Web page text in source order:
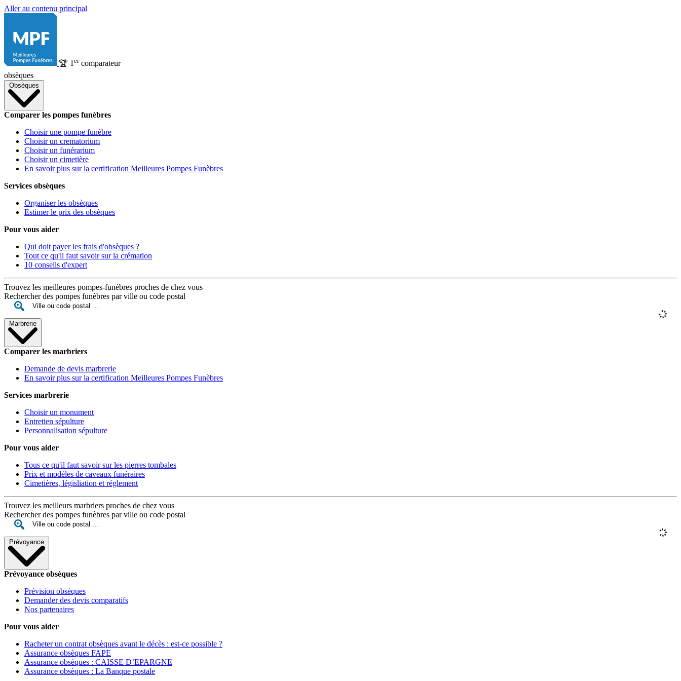
Aller au contenu principal
🏆 1 ercomparateur
obsèques
Obsèques
Comparer les pompes funèbres
Choisir une pompe funèbre
Choisir un crematorium
Choisir un funérarium
Choisir un cimetière
En savoir plus sur la certification Meilleures Pompes Funèbres
Services obsèques
Organiser les obsèques
Estimer le prix des obsèques
Pour vous aider
Qui doit payer les frais d'obsèques ?
Tout ce qu'il faut savoir sur la crémation
10 conseils d'expert
Trouvez les meilleures pompes-funèbres proches de chez vous
Rechercher des pompes funèbres par ville ou code postal
Marbrerie
Comparer les marbriers
Demande de devis marbrerie
En savoir plus sur la certification Meilleures Pompes Funèbres
Services marbrerie
Choisir un monument
Entretien sépulture
Personnalisation sépulture
Pour vous aider
Tous ce qu'il faut savoir sur les pierres tombales
Prix et modèles de caveaux funéraires
Cimetières, législiation et réglement
Trouvez les meilleurs marbriers proches de chez vous
Rechercher des pompes funèbres par ville ou code postal
Prévoyance
Prévoyance obsèques
Prévision obsèques
Demander des devis comparatifs
Nos partenaires
Pour vous aider
Racheter un contrat obsèques avant le décès : est-ce possible ?
Assurance obsèques FAPE
Assurance obsèques : CAISSE D’EPARGNE
Assurance obsèques : La Banque postale